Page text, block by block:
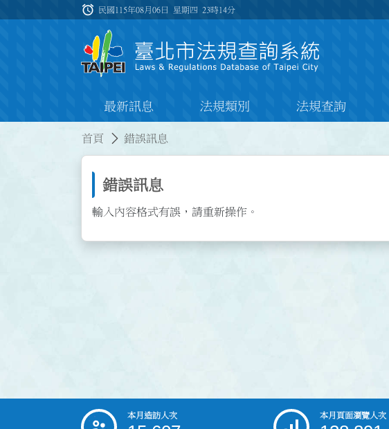
:::
alarm 民國115年08月06日 星期四23時14分
最新訊息 法規類別 法規查詢
首頁 錯誤訊息
錯誤訊息
輸入內容格式有誤，請重新操作。
::: 本月造訪人次 本月頁面瀏覽人次